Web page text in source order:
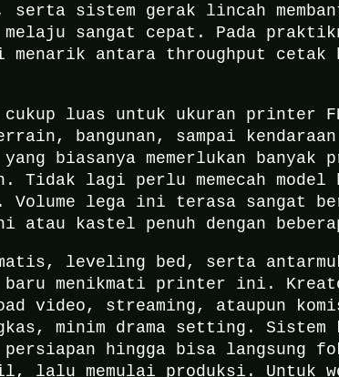
serta sistem gerak lincah
melaju sangat cepat. Pada
menarik antara throughput
cukup luas untuk ukuran printer
bangunan, sampai
yang biasanya memerlukan
lagi perlu memecah model
Volume lega ini terasa sangat
atau kastel penuh dengan
leveling bed, serta
baru menikmati printer ini.
video, streaming, ataupun
minim drama setting.
persiapan hingga bisa langsung
lalu memulai produksi. Untuk